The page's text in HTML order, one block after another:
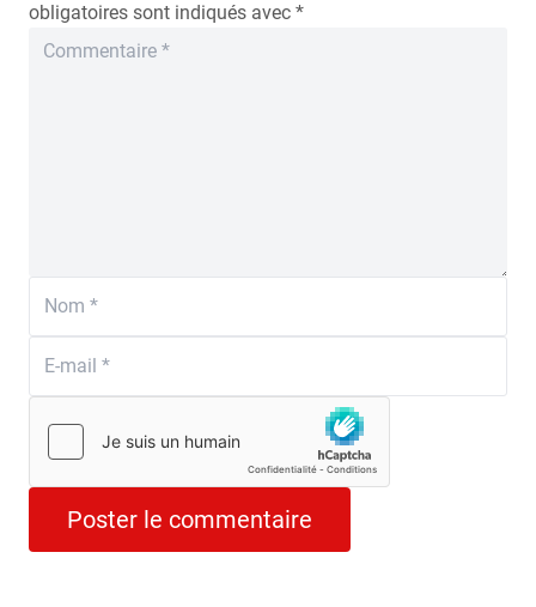
obligatoires sont indiqués avec *